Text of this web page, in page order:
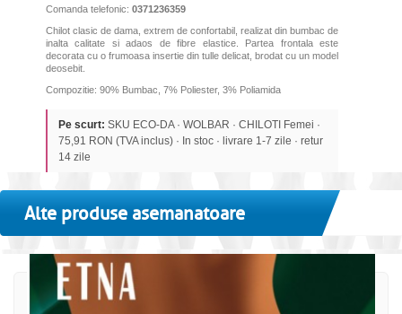
Comanda telefonic: 0371236359
Chilot clasic de dama, extrem de confortabil, realizat din bumbac de
inalta calitate si adaos de fibre elastice. Partea frontala este
decorata cu o frumoasa insertie din tulle delicat, brodat cu un model
deosebit.
Compozitie: 90% Bumbac, 7% Poliester, 3% Poliamida
Pe scurt: SKU ECO-DA · WOLBAR · CHILOTI Femei ·
75,91 RON (TVA inclus) · In stoc · livrare 1-7 zile · retur
14 zile
Alte produse asemanatoare